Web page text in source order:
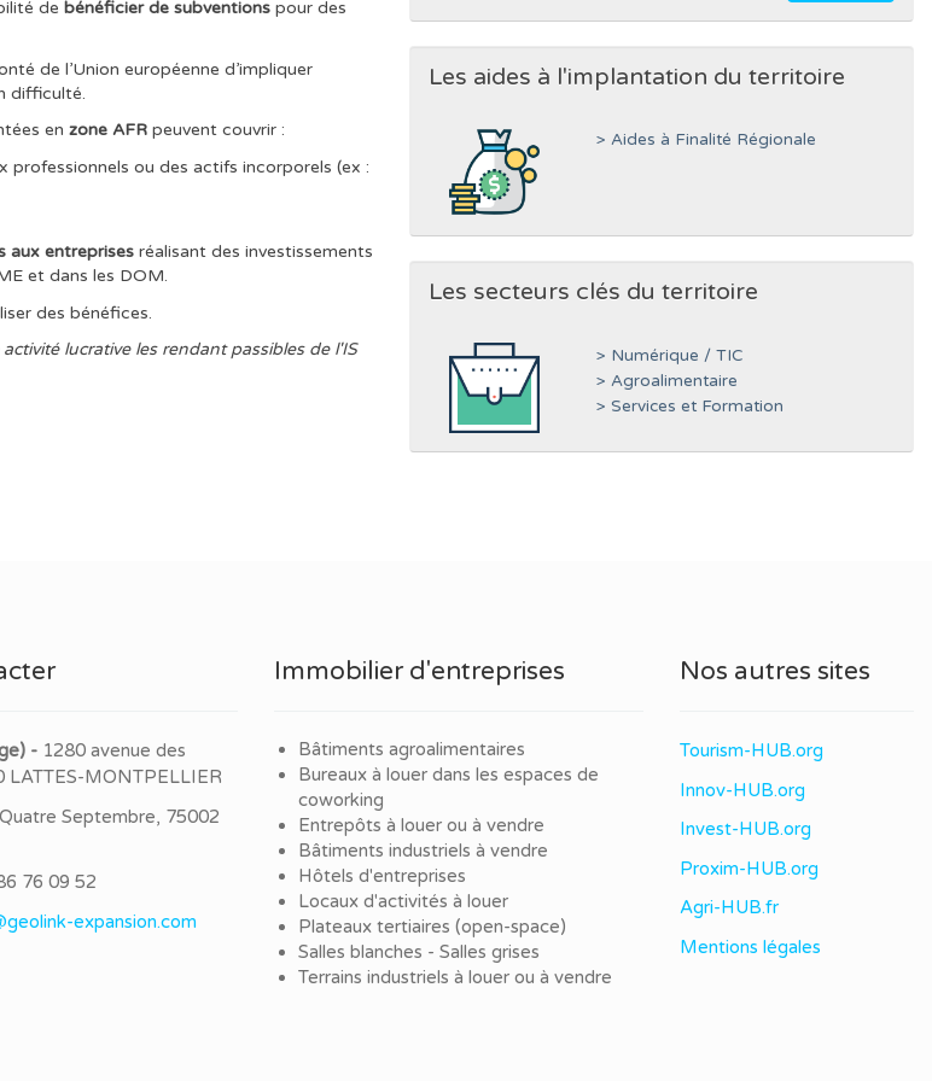
de bénéficier de subventions pour des
de l’Union européenne d’impliquer
difficulté.
en zone AFR peuvent couvrir :
professionnels ou des actifs incorporels (ex :
aux entreprises réalisant des investissements
et dans les DOM.
des bénéfices.
lucrative les rendant passibles de l'IS
Les aides à l'implantation du territoire
> Aides à Finalité Régionale
Les secteurs clés du territoire
> Numérique / TIC
> Agroalimentaire
> Services et Formation
- 1280 avenue des
LATTES-MONTPELLIER
Septembre, 75002
76 09 52
expansion.com
Immobilier d'entreprises
Bâtiments agroalimentaires
Bureaux à louer dans les espaces de
coworking
Entrepôts à louer ou à vendre
Bâtiments industriels à vendre
Hôtels d'entreprises
Locaux d'activités à louer
Plateaux tertiaires (open-space)
Salles blanches - Salles grises
Terrains industriels à louer ou à vendre
Nos autres sites
Tourism-HUB.org
Innov-HUB.org
Invest-HUB.org
Proxim-HUB.org
Agri-HUB.fr
Mentions légales